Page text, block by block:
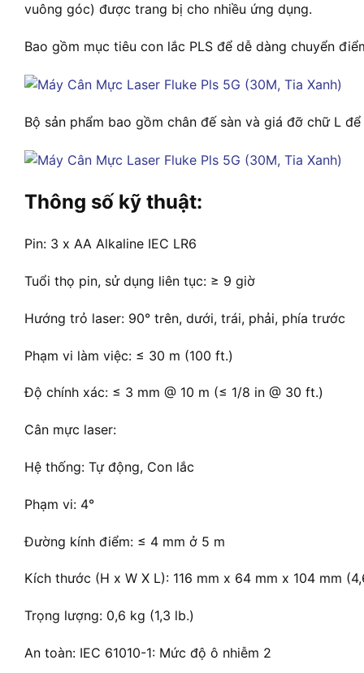
vuông góc) được trang bị cho nhiều ứng dụng.
Bao gồm mục tiêu con lắc PLS để dễ dàng chuyển
Bộ sản phẩm bao gồm chân đế sàn và giá đỡ chữ L
Thông số kỹ thuật:
Pin: 3 x AA Alkaline IEC LR6
Tuổi thọ pin, sử dụng liên tục: ≥ 9 giờ
Hướng trỏ laser: 90° trên, dưới, trái, phải, phía trước
Phạm vi làm việc: ≤ 30 m (100 ft.)
Độ chính xác: ≤ 3 mm @ 10 m (≤ 1/8 in @ 30 ft.)
Cân mực laser:
Hệ thống: Tự động, Con lắc
Phạm vi: 4°
Đường kính điểm: ≤ 4 mm ở 5 m
Kích thước (H x W X L): 116 mm x 64 mm x 104 mm
Trọng lượng: 0,6 kg (1,3 lb.)
An toàn: IEC 61010-1: Mức độ ô nhiễm 2